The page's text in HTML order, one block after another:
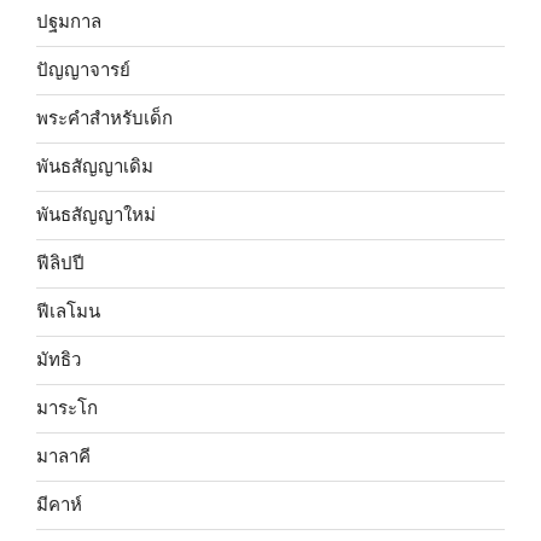
ปฐมกาล
ปัญญาจารย์
พระคำสำหรับเด็ก
พันธสัญญาเดิม
พันธสัญญาใหม่
ฟีลิปปี
ฟีเลโมน
มัทธิว
มาระโก
มาลาคี
มีคาห์